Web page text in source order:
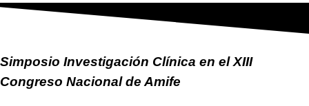
Skip
Simposio Investigación Clínica en el XIII
Congreso Nacional de Amife